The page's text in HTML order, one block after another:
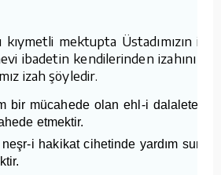
kıymetli mektupta Üstadımızın
ibadetin kendilerinden izahını
izah şöyledir.
bir mücahede olan ehl-i dalalete
etmektir.
neşr-i hakikat cihetinde yardım